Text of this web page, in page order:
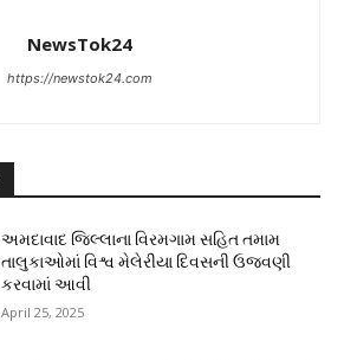
NewsTok24
https://newstok24.com
અમદાવાદ જિલ્લાના વિરમગામ સહિત તમામ
તાલુકાઓમાં વિશ્વ મેલેરીયા દિવસની ઉજવણી
કરવામાં આવી
April 25, 2025